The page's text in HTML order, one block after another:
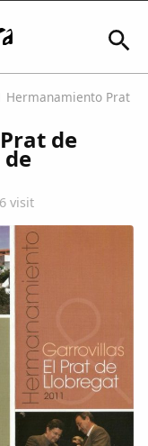
Hermanamiento Prat
de
visit